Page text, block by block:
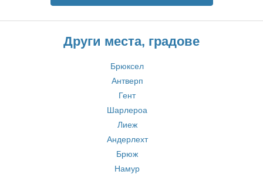
Други места, градове
Брюксел
Антверп
Гент
Шарлероа
Лиеж
Андерлехт
Брюж
Намур